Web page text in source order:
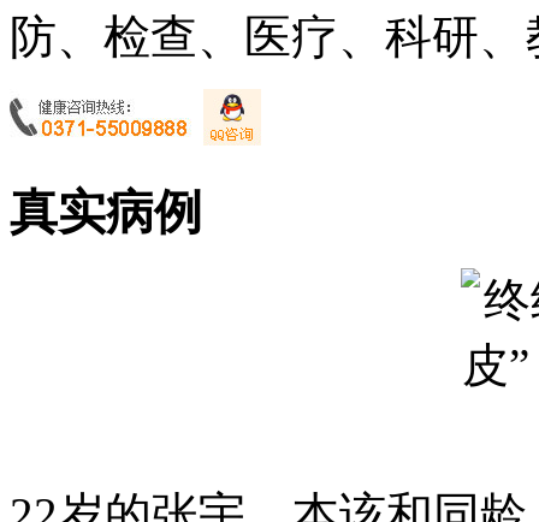
防、检查、医疗、科研
真实病例